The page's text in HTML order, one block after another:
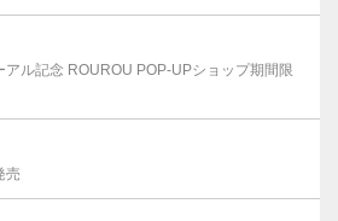
ル記念 ROUROU POP-UPショップ期間限
売